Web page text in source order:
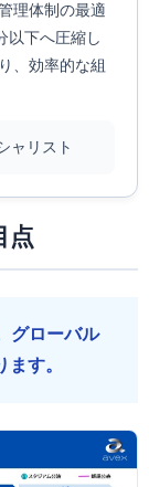
理体制の最適
以下へ圧縮し
、効率的な組
ャリスト
点
グローバル
す。